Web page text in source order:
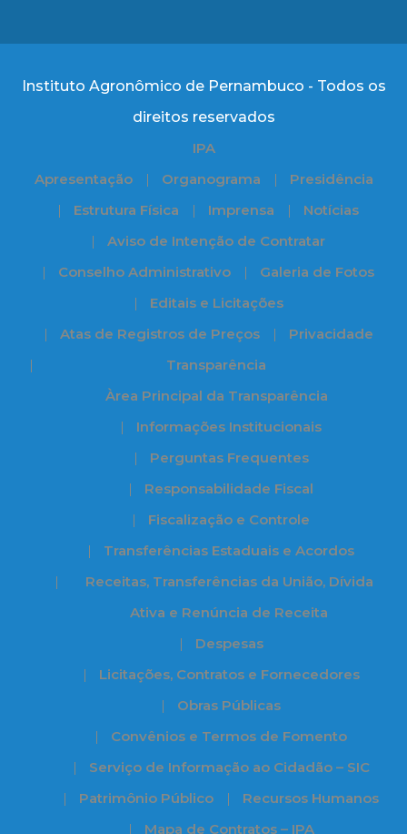
Instituto Agronômico de Pernambuco - Todos os
direitos reservados
IPA
Apresentação
Organograma
Presidência
Estrutura Física
Imprensa
Notícias
Aviso de Intenção de Contratar
Conselho Administrativo
Galeria de Fotos
Editais e Licitações
Atas de Registros de Preços
Privacidade
Transparência
Àrea Principal da Transparência
Informações Institucionais
Perguntas Frequentes
Responsabilidade Fiscal
Fiscalização e Controle
Transferências Estaduais e Acordos
Receitas, Transferências da União, Dívida
Ativa e Renúncia de Receita
Despesas
Licitações, Contratos e Fornecedores
Obras Públicas
Convênios e Termos de Fomento
Serviço de Informação ao Cidadão – SIC
Patrimônio Público
Recursos Humanos
Mapa de Contratos – IPA